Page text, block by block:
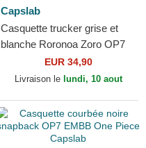
Capslab
Casquette trucker grise et
blanche Roronoa Zoro OP7
ZORB One Piece Capslab
EUR 34,90
Livraison le lundi, 10 aout